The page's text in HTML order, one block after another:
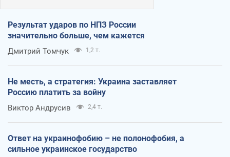
Результат ударов по НПЗ России
значительно больше, чем кажется
Дмитрий Томчук 1,2 т.
Не месть, а стратегия: Украина заставляет
Россию платить за войну
Виктор Андрусив 2,4 т.
Ответ на украинофобию – не полонофобия, а
сильное украинское государство